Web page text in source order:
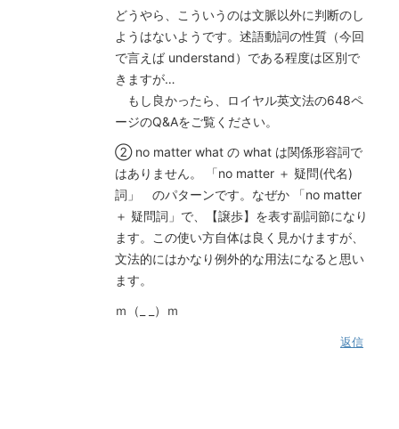
どうやら、こういうのは文脈以外に判断のし
ようはないようです。述語動詞の性質（今回
で言えば understand）である程度は区別で
きますが…
もし良かったら、ロイヤル英文法の648ペ
ージのQ&Aをご覧ください。
② no matter what の what は関係形容詞で
はありません。 「no matter ＋ 疑問(代名)
詞」 のパターンです。なぜか 「no matter
＋ 疑問詞」で、【譲歩】を表す副詞節になり
ます。この使い方自体は良く見かけますが、
文法的にはかなり例外的な用法になると思い
ます。
ｍ（_ _）ｍ
返信